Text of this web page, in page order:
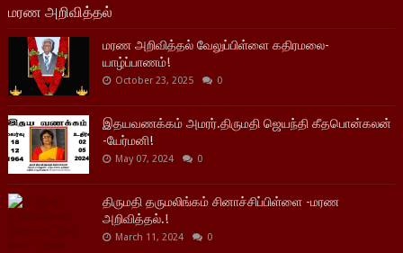
மரண அறிவித்தல்
மரண அறிவித்தல் வேலுப்பிள்ளை கதிரமலை-
யாழ்ப்பாணம்!
October 23, 2025 0
இதயவணக்கம் அமரர்.திருமதி ஜெயந்தி கீதபொன்கலன்
-யேர்மனி!
May 07, 2024 0
திருமதி தருமலிங்கம் சினாச்சிப்பிள்ளை -மரண
அறிவித்தல்.!
March 11, 2024 0